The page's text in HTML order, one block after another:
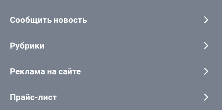
Сообщить новость
Рубрики
Реклама на сайте
Прайс-лист